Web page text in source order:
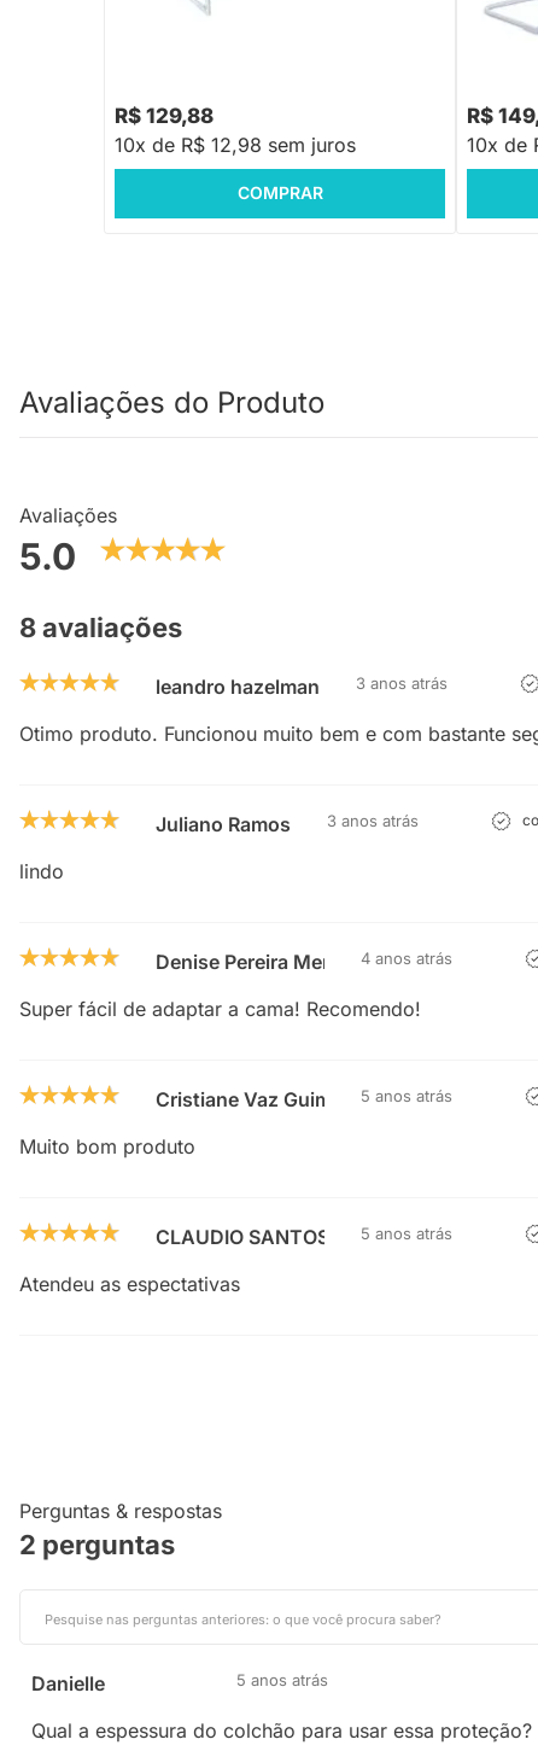
Grade de Proteção para Cama Tubline
R$ 129,88
10x de R$ 12,98 sem juros
COMPRAR
Grade
- Branco
R$
10x de
Avaliações do Produto
Avaliações
5.0
8 avaliações
leandro hazelman 3 anos atrás
Otimo produto. Funcionou muito bem e com bastante
Juliano Ramos 3 anos atrás
lindo
Denise Pereira Mendes4 anos atrás
Super fácil de adaptar a cama! Recomendo!
Cristiane Vaz Guimarães5 anos atrás
Muito bom produto
CLAUDIO SANTOS 5 anos atrás
Atendeu as espectativas
Perguntas & respostas
2 perguntas
Danielle 5 anos atrás
Qual a espessura do colchão para usar essa proteção?